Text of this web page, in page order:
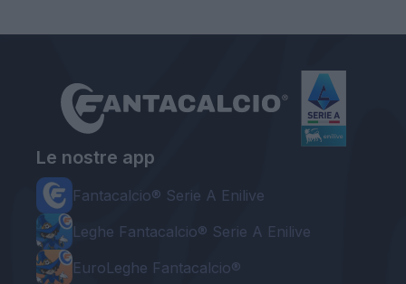
Le nostre app
Fantacalcio® Serie A Enilive
Leghe Fantacalcio® Serie A Enilive
EuroLeghe Fantacalcio®